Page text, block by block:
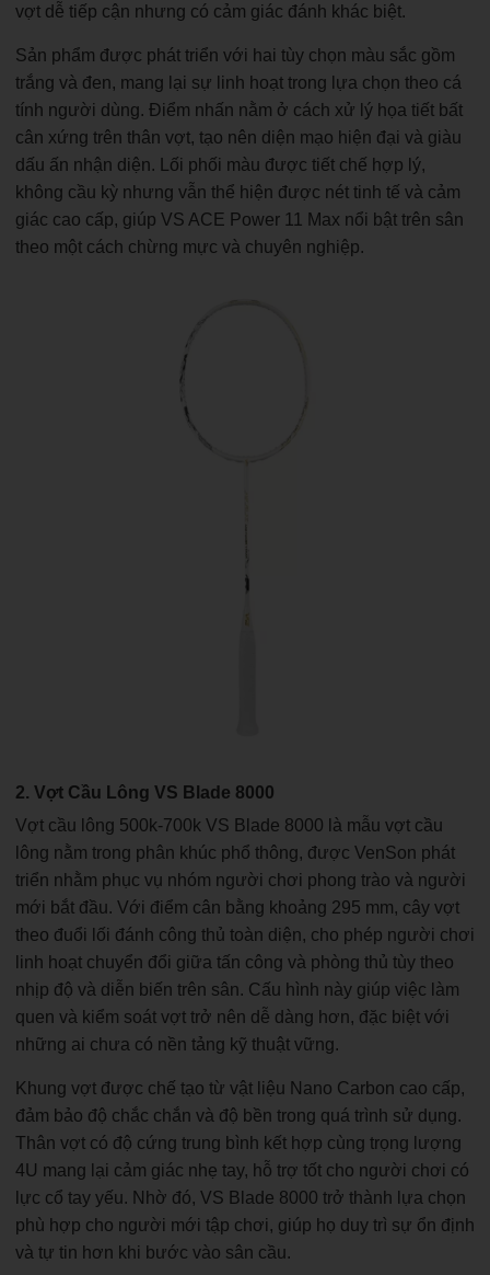
vợt dễ tiếp cận nhưng có cảm giác đánh khác biệt.
Sản phẩm được phát triển với hai tùy chọn màu sắc gồm
trắng và đen, mang lại sự linh hoạt trong lựa chọn theo cá
tính người dùng. Điểm nhấn nằm ở cách xử lý họa tiết bất
cân xứng trên thân vợt, tạo nên diện mạo hiện đại và giàu
dấu ấn nhận diện. Lối phối màu được tiết chế hợp lý,
không cầu kỳ nhưng vẫn thể hiện được nét tinh tế và cảm
giác cao cấp, giúp VS ACE Power 11 Max nổi bật trên sân
theo một cách chừng mực và chuyên nghiệp.
2. Vợt Cầu Lông VS Blade 8000
Vợt cầu lông 500k-700k VS Blade 8000 là mẫu vợt cầu
lông nằm trong phân khúc phổ thông, được VenSon phát
triển nhằm phục vụ nhóm người chơi phong trào và người
mới bắt đầu. Với điểm cân bằng khoảng 295 mm, cây vợt
theo đuổi lối đánh công thủ toàn diện, cho phép người chơi
linh hoạt chuyển đổi giữa tấn công và phòng thủ tùy theo
nhịp độ và diễn biến trên sân. Cấu hình này giúp việc làm
quen và kiểm soát vợt trở nên dễ dàng hơn, đặc biệt với
những ai chưa có nền tảng kỹ thuật vững.
Khung vợt được chế tạo từ vật liệu Nano Carbon cao cấp,
đảm bảo độ chắc chắn và độ bền trong quá trình sử dụng.
Thân vợt có độ cứng trung bình kết hợp cùng trọng lượng
4U mang lại cảm giác nhẹ tay, hỗ trợ tốt cho người chơi có
lực cổ tay yếu. Nhờ đó, VS Blade 8000 trở thành lựa chọn
phù hợp cho người mới tập chơi, giúp họ duy trì sự ổn định
và tự tin hơn khi bước vào sân cầu.